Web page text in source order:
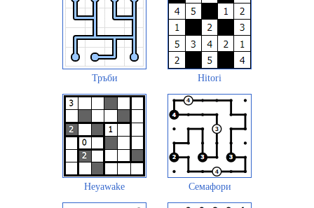
Тръби Hitori
Heyawake Семафори